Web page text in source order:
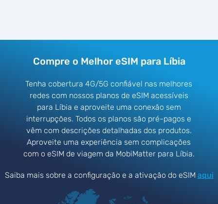
Compre o Melhor eSIM para Líbia
Tenha cobertura 4G/5G confiável nas melhores
redes com nossos planos de eSIM acessíveis
para Líbia e aproveite uma conexão sem
interrupções. Todos os planos são pré-pagos e
vêm com descrições detalhadas dos produtos.
Aproveite uma experiência sem complicações
com o eSIM de viagem da MobiMatter para Líbia.
Saiba mais sobre a configuração e a ativação do eSIM aqui